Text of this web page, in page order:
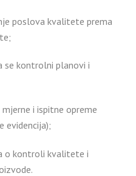
poslova kvalitete prema
kontrolni planovi i
i ispitne opreme
evidencija);
kontroli kvalitete i